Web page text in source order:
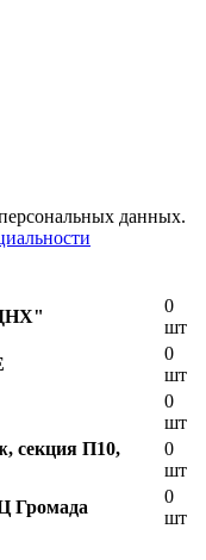
данных.
0
шт
0
шт
0
шт
секция П10,
0
шт
Громада
0
шт